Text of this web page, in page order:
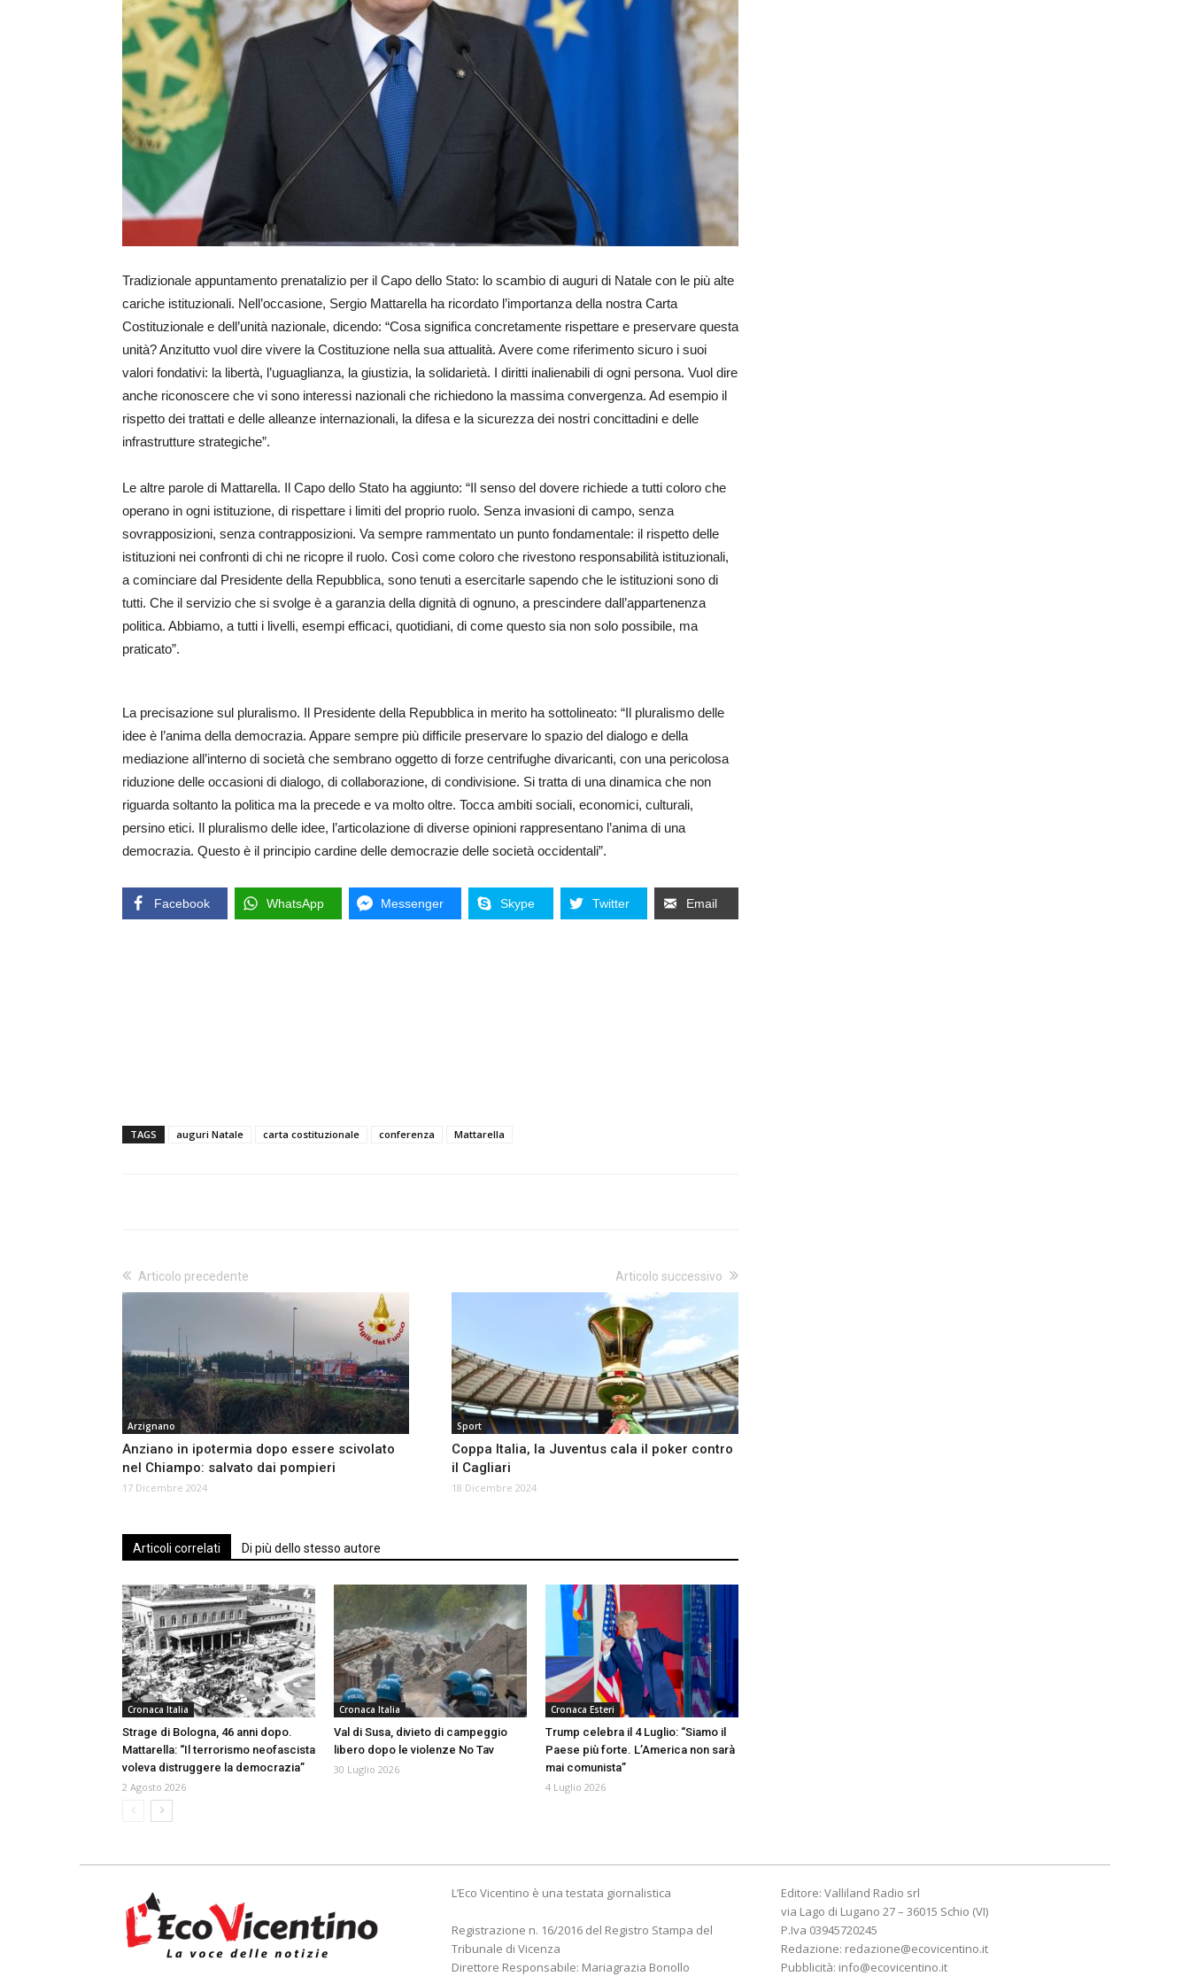
Tradizionale appuntamento prenatalizio per il Capo dello Stato: lo scambio di auguri di Natale con le più alte
cariche istituzionali. Nell’occasione, Sergio Mattarella ha ricordato l’importanza della nostra Carta
Costituzionale e dell’unità nazionale, dicendo: “Cosa significa concretamente rispettare e preservare questa
unità? Anzitutto vuol dire vivere la Costituzione nella sua attualità. Avere come riferimento sicuro i suoi
valori fondativi: la libertà, l’uguaglianza, la giustizia, la solidarietà. I diritti inalienabili di ogni persona. Vuol dire
anche riconoscere che vi sono interessi nazionali che richiedono la massima convergenza. Ad esempio il
rispetto dei trattati e delle alleanze internazionali, la difesa e la sicurezza dei nostri concittadini e delle
infrastrutture strategiche”.
Le altre parole di Mattarella. Il Capo dello Stato ha aggiunto: “Il senso del dovere richiede a tutti coloro che
operano in ogni istituzione, di rispettare i limiti del proprio ruolo. Senza invasioni di campo, senza
sovrapposizioni, senza contrapposizioni. Va sempre rammentato un punto fondamentale: il rispetto delle
istituzioni nei confronti di chi ne ricopre il ruolo. Così come coloro che rivestono responsabilità istituzionali,
a cominciare dal Presidente della Repubblica, sono tenuti a esercitarle sapendo che le istituzioni sono di
tutti. Che il servizio che si svolge è a garanzia della dignità di ognuno, a prescindere dall’appartenenza
politica. Abbiamo, a tutti i livelli, esempi efficaci, quotidiani, di come questo sia non solo possibile, ma
praticato”.
La precisazione sul pluralismo. Il Presidente della Repubblica in merito ha sottolineato: “Il pluralismo delle
idee è l’anima della democrazia. Appare sempre più difficile preservare lo spazio del dialogo e della
mediazione all’interno di società che sembrano oggetto di forze centrifughe divaricanti, con una pericolosa
riduzione delle occasioni di dialogo, di collaborazione, di condivisione. Si tratta di una dinamica che non
riguarda soltanto la politica ma la precede e va molto oltre. Tocca ambiti sociali, economici, culturali,
persino etici. Il pluralismo delle idee, l’articolazione di diverse opinioni rappresentano l’anima di una
democrazia. Questo è il principio cardine delle democrazie delle società occidentali”.
Facebook WhatsApp Messenger Skype Twitter Email
TAGS auguri Natale carta costituzionale conferenza Mattarella
Articolo precedente
Arzignano
Anziano in ipotermia dopo essere scivolato
nel Chiampo: salvato dai pompieri
17 Dicembre 2024
Articolo successivo
Sport
Coppa Italia, la Juventus cala il poker contro
il Cagliari
18 Dicembre 2024
Articoli correlati Di più dello stesso autore
Cronaca Italia
Strage di Bologna, 46 anni dopo.
Mattarella: “Il terrorismo neofascista
voleva distruggere la democrazia”
2 Agosto 2026
Cronaca Italia
Val di Susa, divieto di campeggio
libero dopo le violenze No Tav
30 Luglio 2026
Cronaca Esteri
Trump celebra il 4 Luglio: “Siamo il
Paese più forte. L’America non sarà
mai comunista”
4 Luglio 2026
L’Eco Vicentino è una testata giornalistica
Registrazione n. 16/2016 del Registro Stampa del
Tribunale di Vicenza
Direttore Responsabile: Mariagrazia Bonollo
Editore: Valliland Radio srl
via Lago di Lugano 27 – 36015 Schio (VI)
P.Iva 03945720245
Redazione: redazione@ecovicentino.it
Pubblicità: info@ecovicentino.it